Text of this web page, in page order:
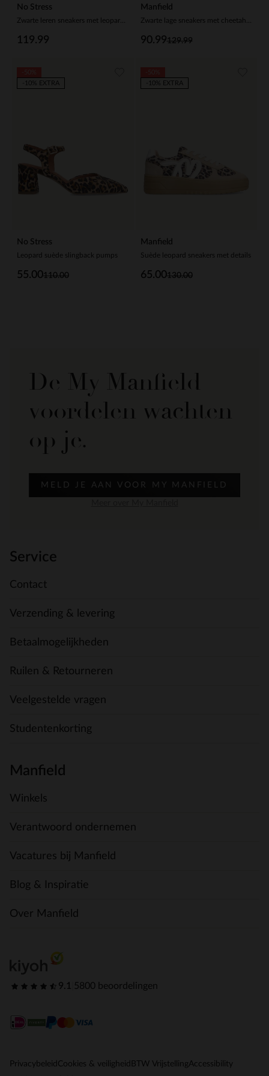
No Stress
119.99
Manfield
129.99
90.99
No Stress
Leopard suède slingback pumps
110.00
55.00
-10% EXTRA
Manfield
Suède leopard sneakers met details
130.00
65.00
-10% EXTRA
De My Manfield
voordelen wachten
op je.
MELD JE AAN VOOR MY MANFIELD
Service
Contact
Verzending & levering
Betaalmogelijkheden
Ruilen & Retourneren
Veelgestelde vragen
Studentenkorting
Manfield
Winkels
Verantwoord ondernemen
Vacatures bij Manfield
Blog & Inspiratie
Over Manfield
9.1 5800 beoordelingen
Privacybeleid Cookies & veiligheid BTW VrijstellingAccessibility